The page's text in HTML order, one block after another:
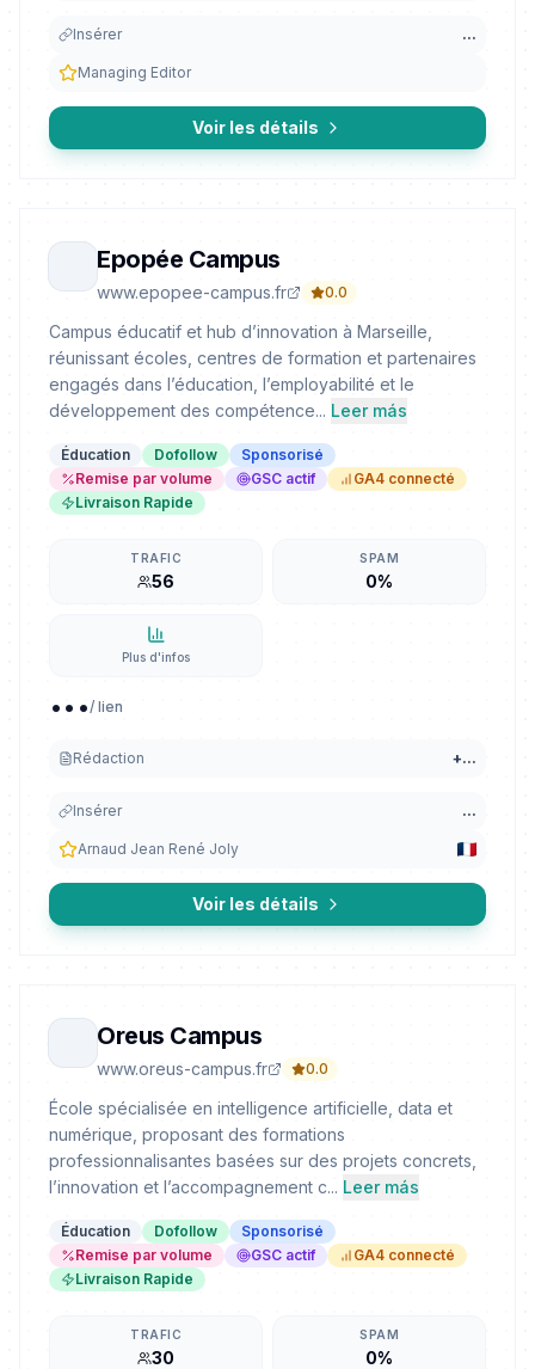
Insérer ...
Managing Editor
Voir les détails
Epopée Campus
www.epopee-campus.fr 0.0
Campus éducatif et hub d’innovation à Marseille,
réunissant écoles, centres de formation et partenaires
engagés dans l’éducation, l’employabilité et le
développement des compétence... Leer más
Éducation Dofollow
Sponsorisé
Remise par volume
GSC actif
GA4 connecté
Livraison Rapide
TRAFIC
56
SPAM
0%
Plus d'infos
.../ lien
Rédaction +...
Insérer ...
Arnaud Jean René Joly
Voir les détails
Oreus Campus
www.oreus-campus.fr 0.0
École spécialisée en intelligence artificielle, data et
numérique, proposant des formations
professionnalisantes basées sur des projets concrets,
l’innovation et l’accompagnement c... Leer más
Éducation Dofollow
Sponsorisé
Remise par volume
GSC actif
GA4 connecté
Livraison Rapide
TRAFIC
30
SPAM
0%